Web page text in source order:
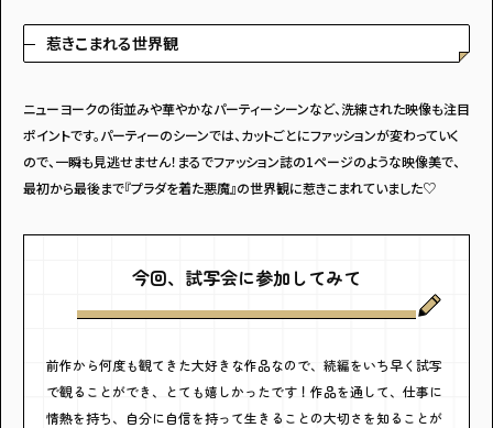
惹きこまれる世界観
ニューヨークの街並みや華やかなパーティーシーンなど、洗練された映像も注目
ポイントです。パーティーのシーンでは、カットごとにファッションが変わっていく
ので、一瞬も見逃せません！まるでファッション誌の1ページのような映像美で、
最初から最後まで『プラダを着た悪魔』の世界観に惹きこまれていました♡
今回、試写会に参加してみて
前作から何度も観てきた大好きな作品なので、続編をいち早く試写
で観ることができ、とても嬉しかったです！作品を通して、仕事に
情熱を持ち、自分に自信を持って生きることの大切さを知ることが